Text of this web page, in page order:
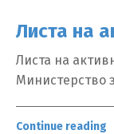
Листа на
Листа на
Министерство
Continue reading